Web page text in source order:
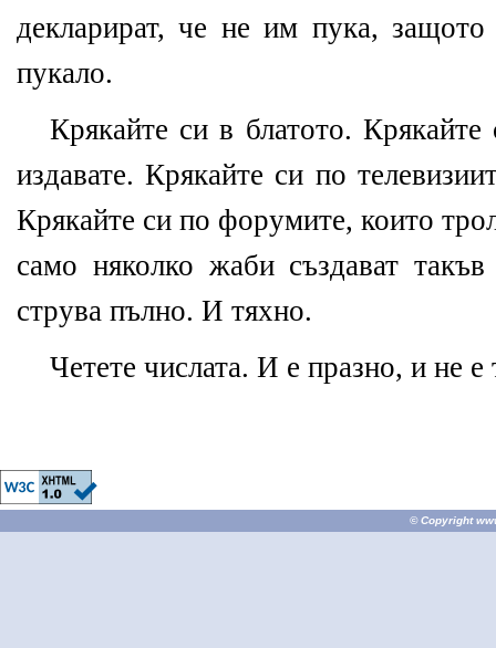
декларират, че не им пука,
пукало.
Крякайте си в блатото.
издавате. Крякайте си по
Крякайте си по форумите, които
само няколко жаби създават
струва пълно. И тяхно.
Четете числата. И е празно, и не е
© Copyright